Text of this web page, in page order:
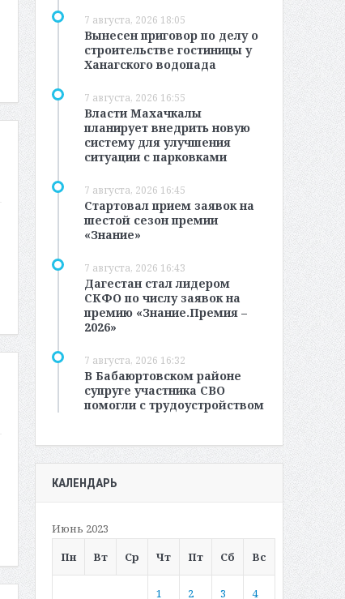
7 августа, 2026 18:05
Вынесен приговор по делу о
строительстве гостиницы у
Ханагского водопада
7 августа, 2026 16:55
Власти Махачкалы
планирует внедрить новую
систему для улучшения
ситуации с парковками
7 августа, 2026 16:45
Стартовал прием заявок на
шестой сезон премии
«Знание»
7 августа, 2026 16:43
Дагестан стал лидером
СКФО по числу заявок на
премию «Знание.Премия –
2026»
7 августа, 2026 16:32
В Бабаюртовском районе
супруге участника СВО
помогли с трудоустройством
КАЛЕНДАРЬ
Июнь 2023
Пн
Вт Ср Чт Пт Сб Вс
1 2 3 4